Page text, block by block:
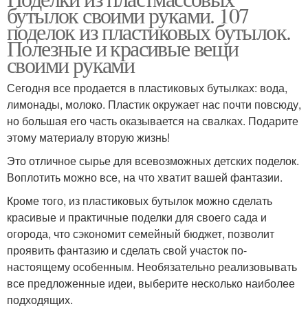
бутылок своими руками. 107
поделок из пластиковых бутылок.
Полезные и красивые вещи
своими руками
Сегодня все продается в пластиковых бутылках: вода,
лимонады, молоко. Пластик окружает нас почти повсюду,
но большая его часть оказывается на свалках. Подарите
этому материалу вторую жизнь!
Это отличное сырье для всевозможных детских поделок.
Воплотить можно все, на что хватит вашей фантазии.
Кроме того, из пластиковых бутылок можно сделать
красивые и практичные поделки для своего сада и
огорода, что сэкономит семейный бюджет, позволит
проявить фантазию и сделать свой участок по-
настоящему особенным. Необязательно реализовывать
все предложенные идеи, выберите несколько наиболее
подходящих.